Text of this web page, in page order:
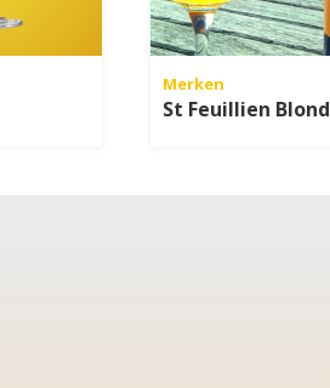
Merken
St Feuillien Blond